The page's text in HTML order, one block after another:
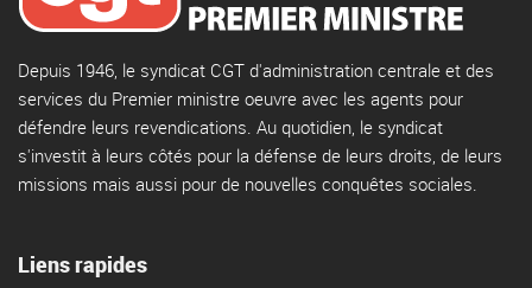
Depuis 1946, le syndicat CGT d'administration centrale et des
services du Premier ministre oeuvre avec les agents pour
défendre leurs revendications. Au quotidien, le syndicat
s'investit à leurs côtés pour la défense de leurs droits, de leurs
missions mais aussi pour de nouvelles conquêtes sociales.
Liens rapides